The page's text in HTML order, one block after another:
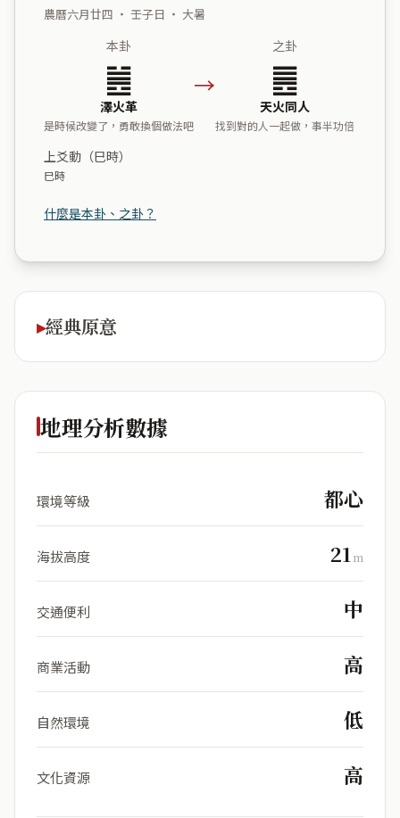
農曆六月廿四 ・ 壬子日 ・ 大暑
本卦
䷰
澤火革
是時候改變了，勇敢換個做法吧
→
之卦
䷌
天火同人
找到對的人一起做，事半功倍
上爻動（巳時）
巳時
什麼是本卦、之卦？
經典原意
地理分析數據
環境等級 都心
海拔高度 21m
交通便利 中
商業活動 高
自然環境 低
文化資源 高